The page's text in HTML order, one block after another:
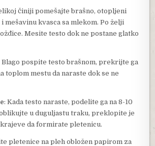
činiji pomešajte brašno, otopljeni
mešavinu kvasca sa mlekom. Po želji
Mesite testo dok ne postane glatko
Blago pospite testo brašnom, prekrijte ga
toplom mestu da naraste dok se ne
: Kada testo naraste, podelite ga na 8-10
u duguljastu traku, preklopite je
da formirate pletenicu.
pletenice na pleh obložen papirom za